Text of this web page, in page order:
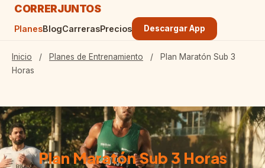
CORRERJUNTOS
PlanesBlogCarrerasPrecios Descargar App
Inicio / Planes de Entrenamiento /
Plan Maratón Sub 3
Horas
Plan Maratón Sub 3 Horas